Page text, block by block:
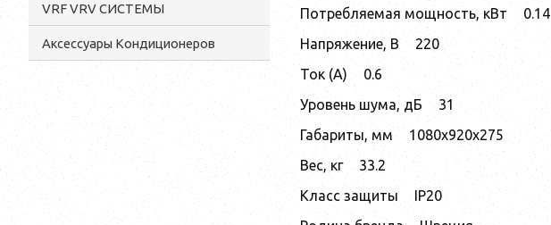
VRF VRV СИСТЕМЫ
Аксессуары Кондиционеров
Потребляемая мощность, кВт
0.14
Напряжение, В
220
Ток (А)
0.6
Уровень шума, дБ
31
Габариты, мм
1080х920х275
Вес, кг
33.2
Класс защиты
IP20